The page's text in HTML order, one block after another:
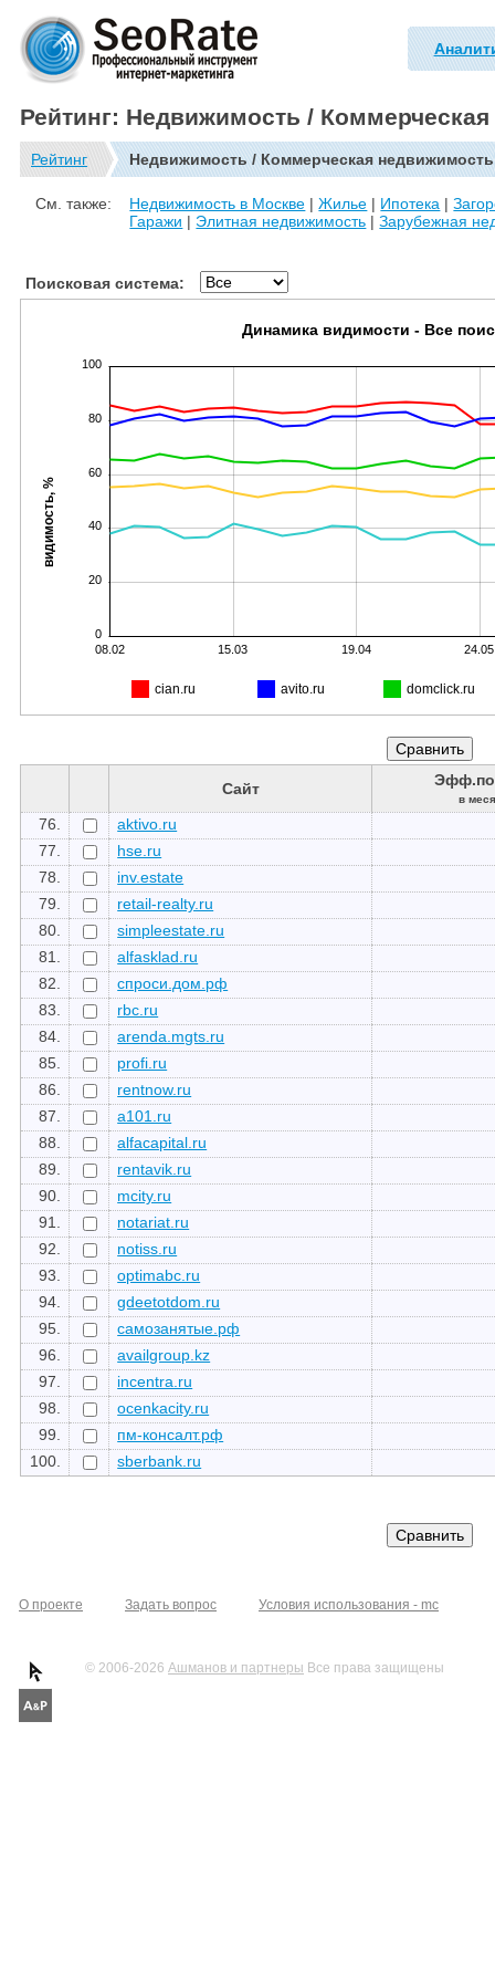
Рейтинг: Недвижимость /
Рейтинг Недвижимость / Коммерческая недвижимость
См. также: Недвижимость в Москве |Жилье | Ипотека |
Гаражи | Элитная недвижимость |Зарубежная
Поисковая система:
0
20
40
60
80
100
08.02 15.03 19.04 24.05
видимость, %
Динамика видимости - Все
cian.ru avito.ru domclick.ru
Сайт
в
76.
aktivo.ru
77.
hse.ru
78.
inv.estate
79.
retail-realty.ru
80.
simpleestate.ru
81.
alfasklad.ru
82.
спроси.дом.рф
83.
rbc.ru
84.
arenda.mgts.ru
85.
profi.ru
86.
rentnow.ru
87.
a101.ru
88.
alfacapital.ru
89.
rentavik.ru
90.
mcity.ru
91.
notariat.ru
92.
notiss.ru
93.
optimabc.ru
94.
gdeetotdom.ru
95.
самозанятые.рф
96.
availgroup.kz
97.
incentra.ru
98.
ocenkacity.ru
99.
пм-консалт.рф
100.
sberbank.ru
О проекте Задать вопрос Условия использования - mc
© 2006-2026 Ашманов и партнеры Все права защищены